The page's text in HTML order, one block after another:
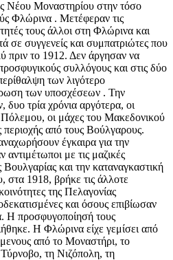
Νέου Μοναστηρίου στην τόσο
Φλώρινα . Μετέφεραν τις
τους άλλοι στη Φλώρινα και
σε συγγενείς και συμπατριώτες που
πριν το 1912. Δεν άργησαν να
συλλόγους και στις δύο
των λιγότερο
των υποσχέσεων . Την
δυο τρία χρόνια αργότερα, οι
Πόλεμου, οι μάχες του Μακεδονικού
από τους Βούλγαρους.
έγκαιρα για την
αντιμέτωποι με τις μαζικές
Βουλγαρίας και την καταναγκαστική
1918, βρήκε τις άλλοτε
της Πελαγονίας
και όσους επιβίωσαν
Η προσφυγοποίησή τους
Η Φλώρινα είχε γεμίσει από
από το Μοναστήρι, το
τη Νιζόπολη, τη